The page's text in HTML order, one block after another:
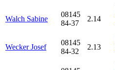
Walch Sabine
08145
84-37
2.14
Wecker Josef
08145
84-32
2.13